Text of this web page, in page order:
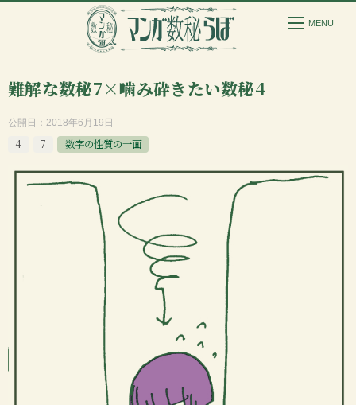
難解な数秘7×噛み砕きたい数秘4
公開日： 2018年6月19日
4 7 数字の性質の一面